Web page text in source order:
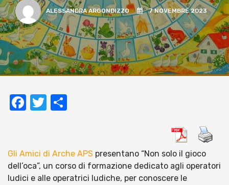
ALESSANDRA ARGONDIZZO 7 NOVEMBRE 2023
Facebook
Twitter
Gli Amici di Arche APS presentano “Non solo il gioco
dell’oca”, un corso di formazione dedicato agli operatori
ludici e alle operatrici ludiche, per conoscere le